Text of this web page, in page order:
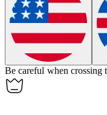
Becareful when crossing